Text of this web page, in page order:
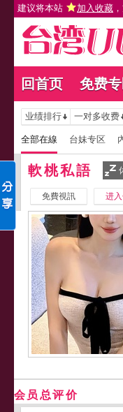
建议将本站 加入收藏
回首页 免费
业绩排行 一对多收费
全部在線 台妹专区
軟桃私語
免費視訊 进
会员总评价